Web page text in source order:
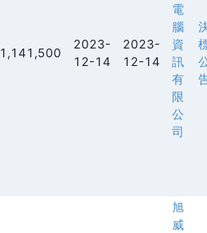
1,141,500
2023-
12-14
2023-
12-14
電
腦
資
訊
有
限
公
司
旭
威